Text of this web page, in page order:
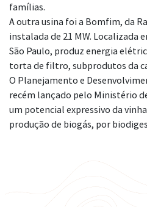
famílias.
A outra usina foi a Bomfim, da
instalada de 21 MW. Localizada
São Paulo, produz energia
torta de filtro, subprodutos da
O Planejamento e
recém lançado pelo Ministério
um potencial expressivo da
produção de biogás, por